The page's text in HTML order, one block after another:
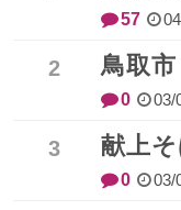
57
鳥取
0 03/
献上
0 03/